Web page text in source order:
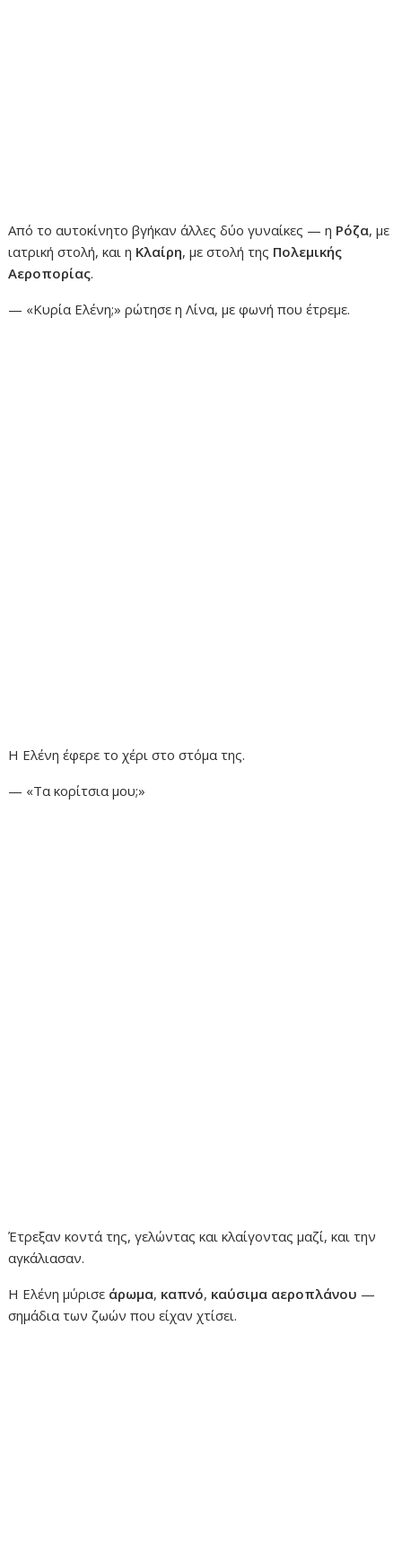
Από το αυτοκίνητο βγήκαν άλλες δύο γυναίκες — η Ρόζα, με
ιατρική στολή, και η Κλαίρη, με στολή της Πολεμικής
Αεροπορίας.
— «Κυρία Ελένη;» ρώτησε η Λίνα, με φωνή που έτρεμε.
Η Ελένη έφερε το χέρι στο στόμα της.
— «Τα κορίτσια μου;»
Έτρεξαν κοντά της, γελώντας και κλαίγοντας μαζί, και την
αγκάλιασαν.
Η Ελένη μύρισε άρωμα, καπνό, καύσιμα αεροπλάνου —
σημάδια των ζωών που είχαν χτίσει.